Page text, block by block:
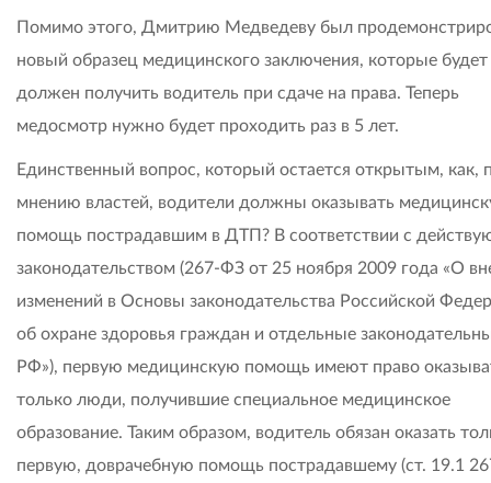
Помимо этого, Дмитрию Медведеву был
новый образец медицинского заключения, которые будет
должен получить водитель при сдаче на права. Теперь
медосмотр нужно будет проходить раз в 5 лет.
Единственный вопрос, который остается открытым, как,
мнению властей, водители должны оказывать
помощь пострадавшим в ДТП? В соответствии с
законодательством (267-ФЗ от 25 ноября 2009 года «О
изменений в Основы законодательства Российской
об охране здоровья граждан и отдельные
РФ»), первую медицинскую помощь имеют право
только люди, получившие специальное медицинское
образование. Таким образом, водитель обязан оказать
первую, доврачебную помощь пострадавшему (ст. 19.1